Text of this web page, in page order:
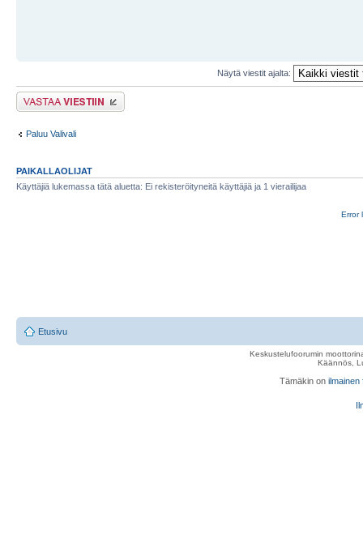
Näytä viestit ajalta:
Lähetä vastaus
Paluu Valivali
PAIKALLAOLIJAT
Käyttäjiä lukemassa tätä aluetta: Ei rekisteröityneitä käyttäjiä ja 1 vierailijaa
Error
Etusivu
Keskustelufoorumin
Käännös,
Tämäkin on ilmainen